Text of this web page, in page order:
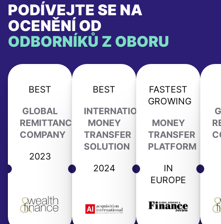
PODÍVEJTE SE NA
OCENĚNÍ OD
ODBORNÍKŮ Z OBORU
BEST
GLOBAL
REMITTANCE
COMPANY
2023
BEST
INTERNATIONAL
MONEY
TRANSFER
SOLUTION
2024
FASTEST
GROWING
MONEY
TRANSFER
PLATFORM
IN
EUROPE